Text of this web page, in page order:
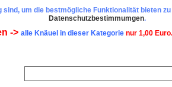
um die bestmögliche Funktionalität bieten
Datenschutzbestimmumgen.
-> alle Knäuel in dieser Kategorie nur 1,00 Euro.